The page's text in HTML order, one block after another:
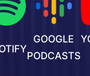
GOOGLE
PODCASTS